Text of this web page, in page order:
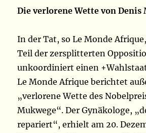
Die verlorene Wette von Denis
In der Tat, so Le Monde
Teil der zersplitterten
unkoordiniert einen
Le Monde Afrique berichtet
„verlorene Wette des
Mukwege“. Der Gynäkologe,
repariert“, erhielt am 20.